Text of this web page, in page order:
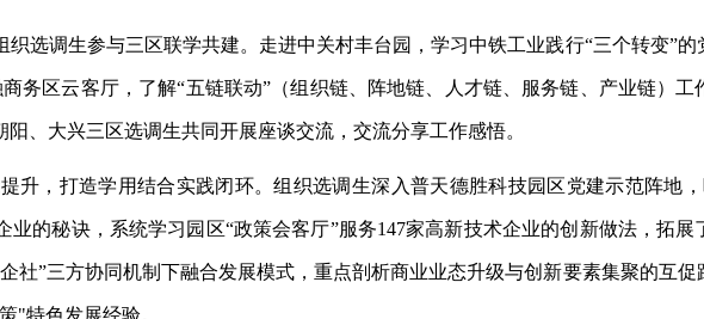
织选调生参与三区联学共建。走进中关村丰台园，学习中铁工业践行“三个转变”的
务区云客厅，了解“五链联动”（组织链、阵地链、人才链、服务链、产业链）工
、大兴三区选调生共同开展座谈交流，交流分享工作感悟。
升，打造学用结合实践闭环。组织选调生深入普天德胜科技园区党建示范阵地
的秘诀，系统学习园区“政策会客厅”服务147家高新技术企业的创新做法，拓
社”三方协同机制下融合发展模式，重点剖析商业业态升级与创新要素集聚的互
"特色发展经验。